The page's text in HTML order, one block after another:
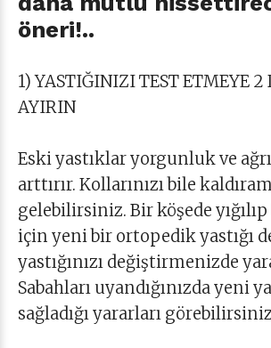
öneri!..
1) YASTIĞINIZI TEST ETMEYE
AYIRIN
Eski yastıklar yorgunluk ve
arttırır. Kollarınızı bile
gelebilirsiniz. Bir köşede
için yeni bir ortopedik yastığı
yastığınızı değiştirmenizde
Sabahları uyandığınızda yeni
sağladığı yararları